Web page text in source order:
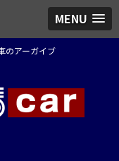
MENU
のアーガイブ